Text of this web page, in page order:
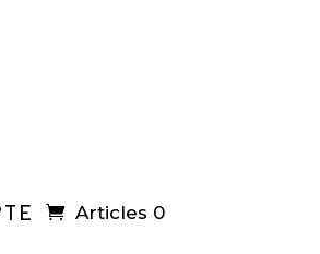
Articles 0